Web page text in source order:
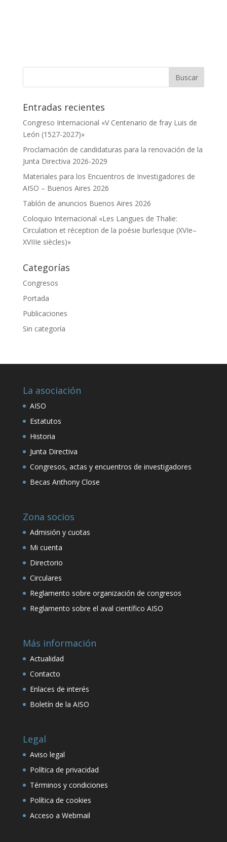
Entradas recientes
Congreso Internacional «V Centenario de fray Luis de
León (1527-2027)»
Proclamación de candidaturas para la renovación de la
Junta Directiva 2026-2029
Materiales para los Encuentros de Investigadores de
AISO – Buenos Aires 2026
Tablón de anuncios Buenos Aires 2026
Coloquio Internacional «Les Langues de Thalie:
Circulation et réception de la poésie burlesque (XVIe–
XVIIIe siècles)»
Categorías
Congresos
Portada
Publicaciones
Sin categoría
La asociación
AISO
Estatutos
Historia
Junta Directiva
Congresos, actas y encuentros de investigadores
Becas Anthony Close
Zona socios
Admisión y cuotas
Mi cuenta
Directorio
Circulares
Reglamento sobre organización de congresos
Reglamento sobre el aval científico AISO
Más información
Actualidad
Contacto
Enlaces de interés
Boletín de la AISO
Legal
Aviso legal
Política de privacidad
Términos y condiciones
Política de cookies
Acceso a Webmail